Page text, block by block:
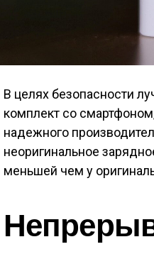
В целях безопасности
комплект со
надежного
неоригинальное
меньшей чем у